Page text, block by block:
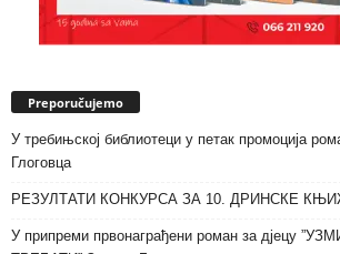
Preporučujemo
У требињској библиотеци у петак промоција
Глоговца
РЕЗУЛТАТИ КОНКУРСА ЗА 10. ДРИНСКЕ
У припреми првонаграђени роман за дјецу